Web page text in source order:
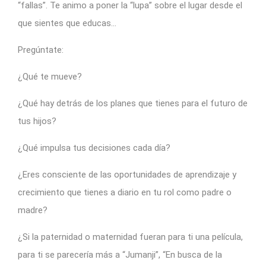
“fallas”. Te animo a poner la “lupa” sobre el lugar desde el
que sientes que educas…
Pregúntate:
¿Qué te mueve?
¿Qué hay detrás de los planes que tienes para el futuro de
tus hijos?
¿Qué impulsa tus decisiones cada día?
¿Eres consciente de las oportunidades de aprendizaje y
crecimiento que tienes a diario en tu rol como padre o
madre?
¿Si la paternidad o maternidad fueran para ti una película,
para ti se parecería más a “Jumanji”, “En busca de la